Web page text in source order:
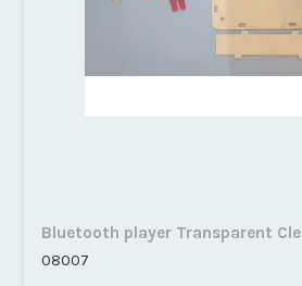
Bluetooth player Transparent
08007